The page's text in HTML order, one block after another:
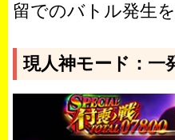
留でのバトル発生を
現人神モード：一